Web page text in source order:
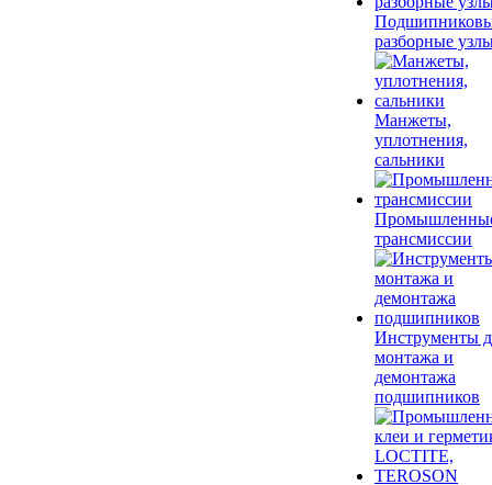
разборные
Манжеты,
уплотнения,
сальники
трансмиссии
Инструменты
монтажа и
демонтажа
подшипников